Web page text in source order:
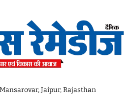
Jaipur, Rajasthan